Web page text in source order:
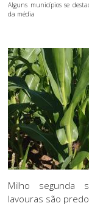
Alguns municípios se
da média
Milho segunda
lavouras são